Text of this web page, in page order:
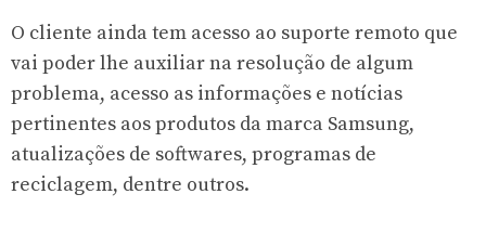
O cliente ainda tem acesso ao suporte remoto que
vai poder lhe auxiliar na resolução de algum
problema, acesso as informações e notícias
pertinentes aos produtos da marca Samsung,
atualizações de softwares, programas de
reciclagem, dentre outros.